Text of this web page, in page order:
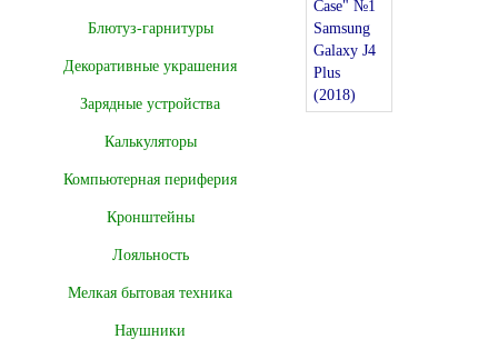
Блютуз-гарнитуры
Декоративные украшения
Зарядные устройства
Калькуляторы
Компьютерная периферия
Кронштейны
Лояльность
Мелкая бытовая техника
Наушники